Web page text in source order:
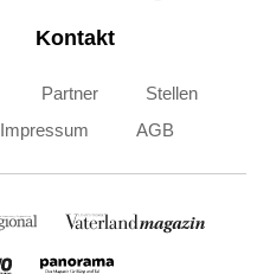
Kontakt
Partner
Stellen
Impressum AGB